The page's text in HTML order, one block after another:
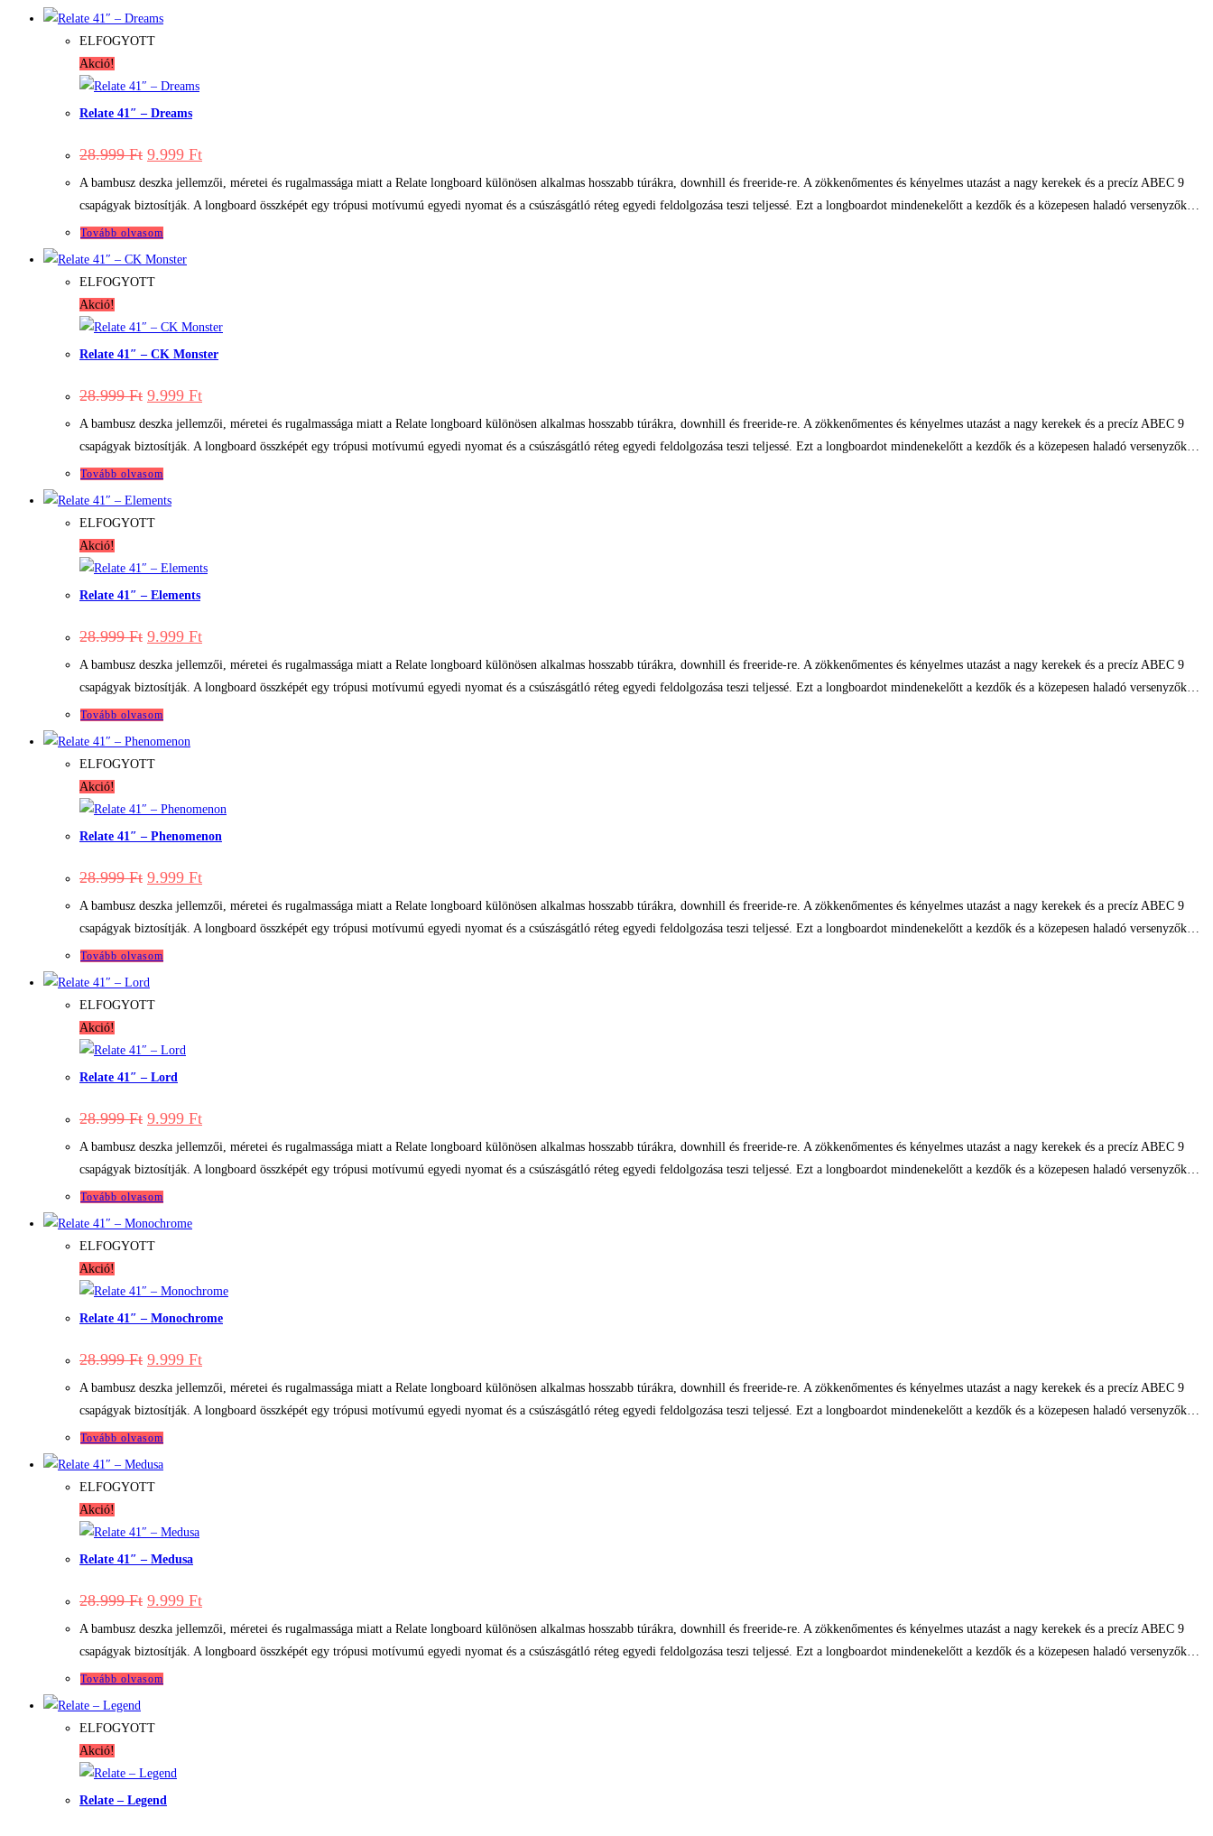
ELFOGYOTT
Akció!
Relate 41″ – Dreams
28.999Ft Original
was:
28.999 Ft.
9.999 FtCurrent
is:
9.999 Ft.
A bambusz deszka jellemzői, méretei és rugalmassága miatt a Relate longboard különösen alkalmas hosszabb túrákra, downhill és freeride-re. A zökkenőmentes és kényelmes utazást a nagy kerekek és a precíz ABEC 9
csapágyak biztosítják. A longboard összképét egy trópusi motívumú egyedi nyomat és a csúszásgátló réteg egyedi feldolgozása teszi teljessé. Ezt a longboardot mindenekelőtt a kezdők és a közepesen haladó versenyzők…
Tovább olvasom
ELFOGYOTT
Akció!
Relate 41″ – CK Monster
28.999Ft Original
was:
28.999 Ft.
9.999 FtCurrent
is:
9.999 Ft.
A bambusz deszka jellemzői, méretei és rugalmassága miatt a Relate longboard különösen alkalmas hosszabb túrákra, downhill és freeride-re. A zökkenőmentes és kényelmes utazást a nagy kerekek és a precíz ABEC 9
csapágyak biztosítják. A longboard összképét egy trópusi motívumú egyedi nyomat és a csúszásgátló réteg egyedi feldolgozása teszi teljessé. Ezt a longboardot mindenekelőtt a kezdők és a közepesen haladó versenyzők…
Tovább olvasom
ELFOGYOTT
Akció!
Relate 41″ – Elements
28.999Ft Original
was:
28.999 Ft.
9.999 FtCurrent
is:
9.999 Ft.
A bambusz deszka jellemzői, méretei és rugalmassága miatt a Relate longboard különösen alkalmas hosszabb túrákra, downhill és freeride-re. A zökkenőmentes és kényelmes utazást a nagy kerekek és a precíz ABEC 9
csapágyak biztosítják. A longboard összképét egy trópusi motívumú egyedi nyomat és a csúszásgátló réteg egyedi feldolgozása teszi teljessé. Ezt a longboardot mindenekelőtt a kezdők és a közepesen haladó versenyzők…
Tovább olvasom
ELFOGYOTT
Akció!
Relate 41″ – Phenomenon
28.999Ft Original
was:
28.999 Ft.
9.999 FtCurrent
is:
9.999 Ft.
A bambusz deszka jellemzői, méretei és rugalmassága miatt a Relate longboard különösen alkalmas hosszabb túrákra, downhill és freeride-re. A zökkenőmentes és kényelmes utazást a nagy kerekek és a precíz ABEC 9
csapágyak biztosítják. A longboard összképét egy trópusi motívumú egyedi nyomat és a csúszásgátló réteg egyedi feldolgozása teszi teljessé. Ezt a longboardot mindenekelőtt a kezdők és a közepesen haladó versenyzők…
Tovább olvasom
ELFOGYOTT
Akció!
Relate 41″ – Lord
28.999Ft Original
was:
28.999 Ft.
9.999 FtCurrent
is:
9.999 Ft.
A bambusz deszka jellemzői, méretei és rugalmassága miatt a Relate longboard különösen alkalmas hosszabb túrákra, downhill és freeride-re. A zökkenőmentes és kényelmes utazást a nagy kerekek és a precíz ABEC 9
csapágyak biztosítják. A longboard összképét egy trópusi motívumú egyedi nyomat és a csúszásgátló réteg egyedi feldolgozása teszi teljessé. Ezt a longboardot mindenekelőtt a kezdők és a közepesen haladó versenyzők…
Tovább olvasom
ELFOGYOTT
Akció!
Relate 41″ – Monochrome
28.999Ft Original
was:
28.999 Ft.
9.999 FtCurrent
is:
9.999 Ft.
A bambusz deszka jellemzői, méretei és rugalmassága miatt a Relate longboard különösen alkalmas hosszabb túrákra, downhill és freeride-re. A zökkenőmentes és kényelmes utazást a nagy kerekek és a precíz ABEC 9
csapágyak biztosítják. A longboard összképét egy trópusi motívumú egyedi nyomat és a csúszásgátló réteg egyedi feldolgozása teszi teljessé. Ezt a longboardot mindenekelőtt a kezdők és a közepesen haladó versenyzők…
Tovább olvasom
ELFOGYOTT
Akció!
Relate 41″ – Medusa
28.999Ft Original
was:
28.999 Ft.
9.999 FtCurrent
is:
9.999 Ft.
A bambusz deszka jellemzői, méretei és rugalmassága miatt a Relate longboard különösen alkalmas hosszabb túrákra, downhill és freeride-re. A zökkenőmentes és kényelmes utazást a nagy kerekek és a precíz ABEC 9
csapágyak biztosítják. A longboard összképét egy trópusi motívumú egyedi nyomat és a csúszásgátló réteg egyedi feldolgozása teszi teljessé. Ezt a longboardot mindenekelőtt a kezdők és a közepesen haladó versenyzők…
Tovább olvasom
ELFOGYOTT
Akció!
Relate – Legend